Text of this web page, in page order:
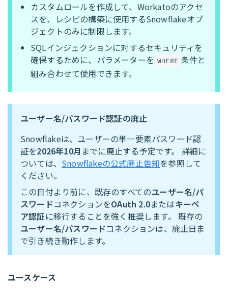
カスタムロールを作成して、Workatoのアクセ
スを、レシピの構築に使用するSnowflakeオブ
ジェクトのみに制限します。
SQLインジェクションに対するセキュリティを
確保するために、パラメーターを WHERE 条件と
組み合わせて使用できます。
ユーザー名/パスワード認証の廃止
Snowflakeは、ユーザーの単一要素パスワード認
証を2026年10月 までに廃止する予定です。 詳細に
ついては、 Snowflakeの公式廃止告知を参照して
ください。
この日付より前に、既存のすべてのユーザー名/パ
スワードコネクションをOAuth 2.0またはキーペ
ア認証に移行することを強く推奨します。 既存の
ユーザー名/パスワードコネクションは、廃止日ま
で引き続き動作します。
ユースケース